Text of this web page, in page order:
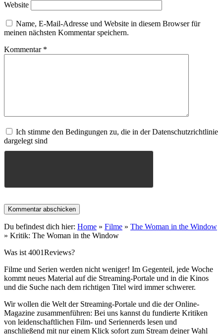
Website
Name, E-Mail-Adresse und Website in diesem Browser für
meinen nächsten Kommentar speichern.
Kommentar *
Ich stimme den Bedingungen zu, die in der Datenschutzrichtlinie
dargelegt sind
Du befindest dich hier: Home » Filme » The Woman in the Window
» Kritik: The Woman in the Window
Was ist 4001Reviews?
Filme und Serien werden nicht weniger! Im Gegenteil, jede Woche
kommt neues Material auf die Streaming-Portale und in die Kinos
und die Suche nach dem richtigen Titel wird immer schwerer.
Wir wollen die Welt der Streaming-Portale und die der Online-
Magazine zusammenführen: Bei uns kannst du fundierte Kritiken
von leidenschaftlichen Film- und Seriennerds lesen und
anschließend mit nur einem Klick sofort zum Stream deiner Wahl